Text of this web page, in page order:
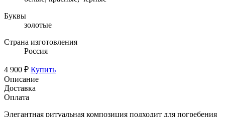
Буквы
золотые
Страна изготовления
Россия
4 900 ₽ Купить
Описание
Доставка
Оплата
Элегантная ритуальная композиция подходит для погребения